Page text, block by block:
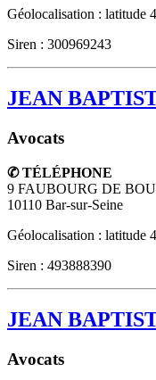
Géolocalisation : latitude
Siren : 300969243
JEAN
Avocats
✆ TÉLÉPHONE
9 FAUBOURG DE
10110 Bar-sur-Seine
Géolocalisation : latitude
Siren : 493888390
JEAN
Avocats